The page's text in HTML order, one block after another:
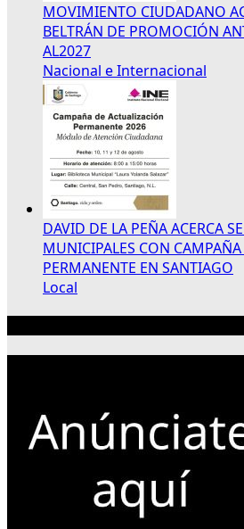
MOVIMIENTO CIUDADANO
BELTRÁN DE PROMOCIÓN
AL2027
Nacional e Internacional
DAVID DE LA PEÑA ACERCA
MUNICIPALES CON
PERMANENTE EN SANTIAGO
Local